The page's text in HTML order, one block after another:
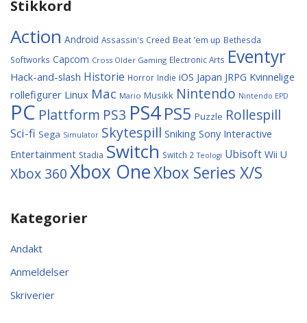
Stikkord
Action Android Assassin's Creed Beat 'em up Bethesda
Softworks Capcom Cross Older Gaming Electronic Arts Eventyr
Hack-and-slash Historie Horror Indie iOS Japan JRPG Kvinnelige
rollefigurer Linux Mac Mario Musikk Nintendo Nintendo EPD
PC Plattform PS3 PS4PS5 Puzzle Rollespill
Sci-fi Sega Simulator Skytespill Sniking Sony Interactive
Entertainment Stadia Switch Switch 2 Teologi Ubisoft Wii U
Xbox 360Xbox OneXbox Series X/S
Kategorier
Andakt
Anmeldelser
Skriverier